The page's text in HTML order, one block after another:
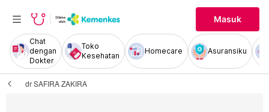
Masuk
Chat
dengan
Dokter
Toko
Kesehatan
Homecare Asuransiku
dr SAFIRA ZAKIRA